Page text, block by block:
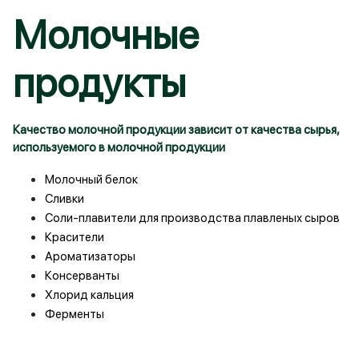
Молочные
продукты
Качество молочной продукции зависит от качества сырья,
используемого в молочной продукции
Молочный белок
Сливки
Соли-плавители для производства плавленых сыров
Красители
Ароматизаторы
Консерванты
Хлорид кальция
Ферменты